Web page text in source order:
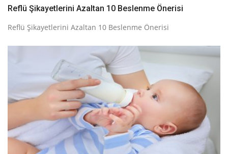
Reflü Şikayetlerini Azaltan 10 Beslenme Önerisi
Reflü Şikayetlerini Azaltan 10 Beslenme Önerisi